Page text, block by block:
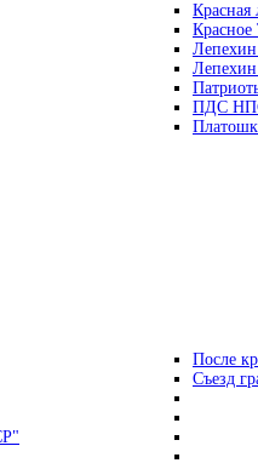
Красная
ПДС
После
Съезд